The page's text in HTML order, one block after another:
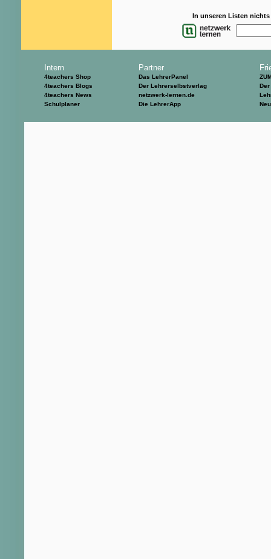
In unseren Listen
Intern
4teachers Shop
4teachers Blogs
4teachers News
Schulplaner
Partner
Das LehrerPanel
Der Lehrerselbstverlag
netzwerk-lernen.de
Die LehrerApp